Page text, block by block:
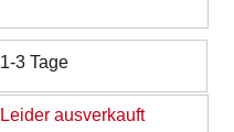
1-3 Tage
Leider ausverkauft